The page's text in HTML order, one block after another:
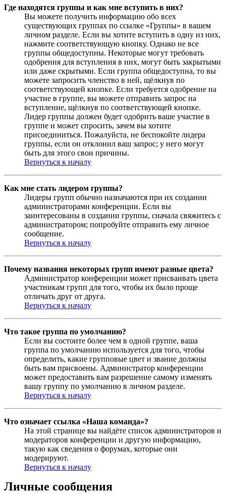
Где находятся группы и как мне вступить в них?
Вы можете получить информацию обо всех
существующих группах по ссылке «Группы» в вашем
личном разделе. Если вы хотите вступить в одну из них,
нажмите соответствующую кнопку. Однако не все
группы общедоступны. Некоторые могут требовать
одобрения для вступления в них, могут быть закрытыми
или даже скрытыми. Если группа общедоступна, то вы
можете запросить членство в ней, щёлкнув по
соответствующей кнопке. Если требуется одобрение на
участие в группе, вы можете отправить запрос на
вступление, щёлкнув по соответствующей кнопке.
Лидер группы должен будет одобрить ваше участие в
группе и может спросить, зачем вы хотите
присоединиться. Пожалуйста, не беспокойте лидера
группы, если он отклонил ваш запрос; у него могут
быть для этого свои причины.
Вернуться к началу
Как мне стать лидером группы?
Лидеры групп обычно назначаются при их создании
администраторами конференции. Если вы
заинтересованы в создании группы, сначала свяжитесь с
администратором; попробуйте отправить ему личное
сообщение.
Вернуться к началу
Почему названия некоторых групп имеют разные цвета?
Администратор конференции может присваивать цвета
участникам групп для того, чтобы их было проще
отличать друг от друга.
Вернуться к началу
Что такое группа по умолчанию?
Если вы состоите более чем в одной группе, ваша
группа по умолчанию используется для того, чтобы
определить, какие групповые цвет и звание должны
быть вам присвоены. Администратор конференции
может предоставить вам разрешение самому изменять
вашу группу по умолчанию в личном разделе.
Вернуться к началу
Что означает ссылка «Наша команда»?
На этой странице вы найдёте список администраторов и
модераторов конференции и другую информацию,
такую как сведения о форумах, которые они
модерируют.
Вернуться к началу
Личные сообщения